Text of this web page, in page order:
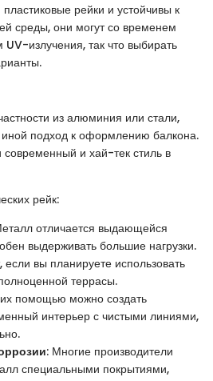
рейки и устойчивы к
среды, они могут со временем
UV-излучения, так что выбирать
из алюминия или стали,
подход к оформлению балкона.
и хай-тек стиль в
рейк:
отличается выдающейся
выдерживать большие нагрузки.
вы планируете использовать
террасы.
помощью можно создать
интерьер с чистыми линиями,
: Многие производители
специальными покрытиями,